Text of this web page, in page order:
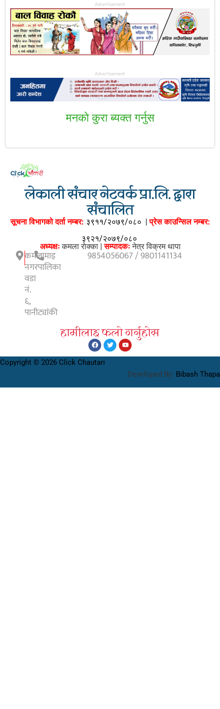
Advertisement
Advertisement
मनकाे कुरा ब्यक्त गर्नुस
लेकाली संचार नेटवर्क प्रा.लि. द्वारा
संचालित
सूचना विभागको दर्ता नम्बर: ३९११/२०७९/०८० |प्रेस काउन्सिल नम्बर:
३९२१/२०७९/०८०
अध्यक्षःकमला राेक्का |सम्पादकःनेत्र विक्रम थापा
कमलामाइ
नगरपालिका
वडा
नं.
६,
पानीट्यांकी
9854056067 / 9801141134
हामीलाइ फलाे गर्नुहाेस
Copyright © 2026 Click Chautari
Developed By: Bibash Thapa